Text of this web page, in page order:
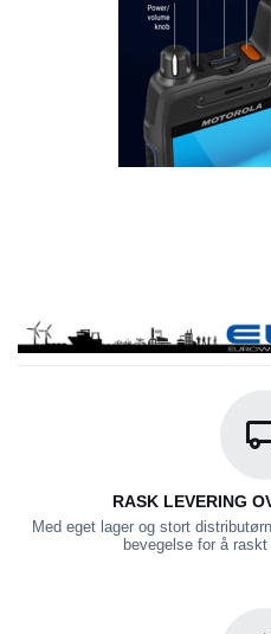
RASK LEVERING
Med eget lager og stort
bevegelse for å